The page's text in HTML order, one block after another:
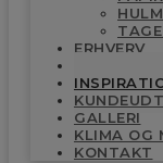
ERHVERV
GALLERI
KLIMA OG
KONTAKT